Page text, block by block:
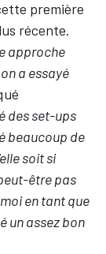
première
récente.
approche
a essayé
des set-ups
beaucoup de
soit si
être pas
en tant que
un assez bon